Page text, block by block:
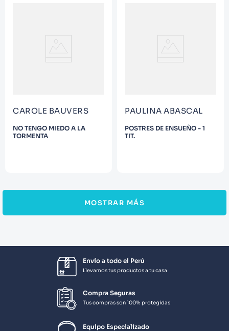
CAROLE BAUVERS
NO TENGO MIEDO A LA
TORMENTA
PAULINA ABASCAL
POSTRES DE ENSUEÑO - 1
TIT.
MOSTRAR MÁS
Envío a todo el Perú
Llevamos tus productos a tu casa
Compra Seguras
Tus compras son 100% protegidas
Equipo Especializado